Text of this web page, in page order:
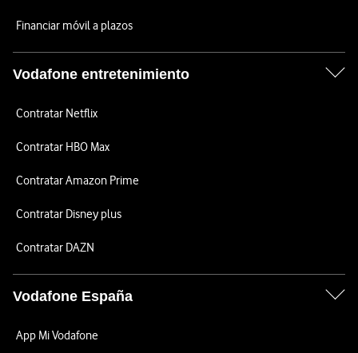
Financiar móvil a plazos
Vodafone entretenimiento
Contratar Netflix
Contratar HBO Max
Contratar Amazon Prime
Contratar Disney plus
Contratar DAZN
Vodafone España
App Mi Vodafone